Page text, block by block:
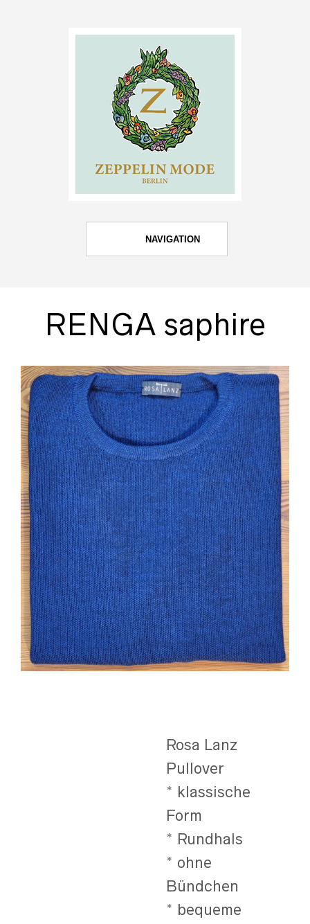
NAVIGATION
RENGA saphire
Rosa Lanz
Pullover
* klassische
Form
* Rundhals
* ohne
Bündchen
* bequeme